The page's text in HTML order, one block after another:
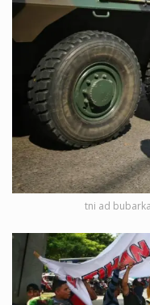
tni ad